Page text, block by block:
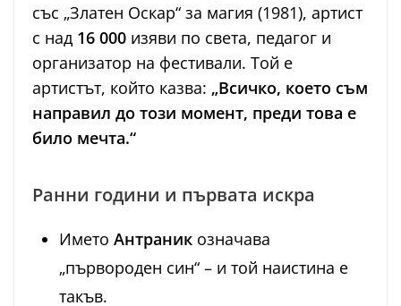
със „Златен Оскар“ за магия (1981), артист
с над 16 000 изяви по света, педагог и
организатор на фестивали. Той е
артистът, който казва: „Всичко, което съм
направил до този момент, преди това е
било мечта.“
Ранни години и първата искра
Името Антраник означава
„първороден син“ – и той наистина е
такъв.